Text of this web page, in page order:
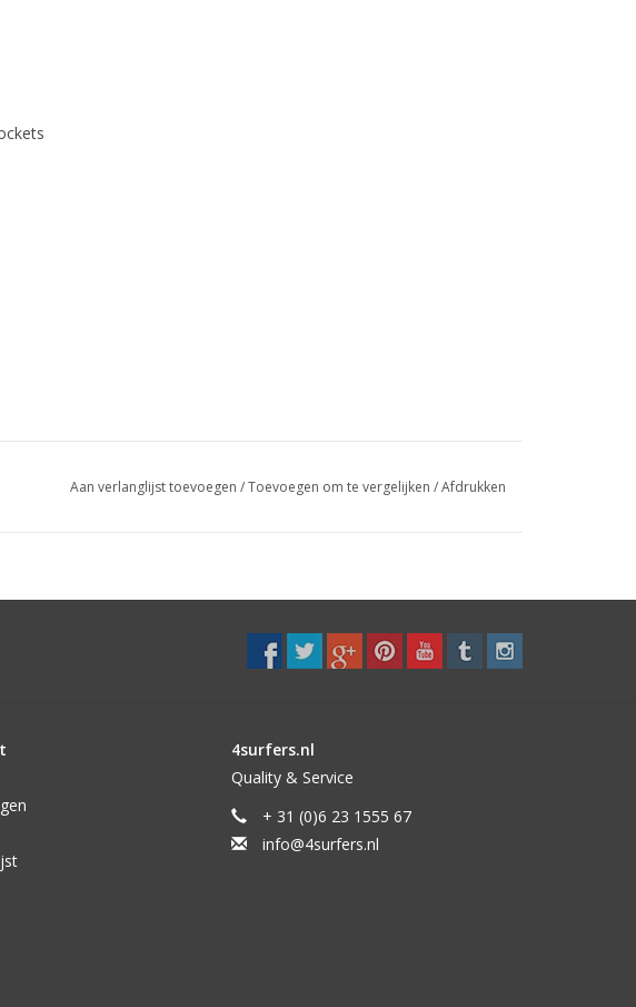
Aan verlanglijst toevoegen /Toevoegen om te vergelijken /Afdrukken
4surfers.nl
Quality & Service
+ 31 (0)6 23 1555 67
info@4surfers.nl